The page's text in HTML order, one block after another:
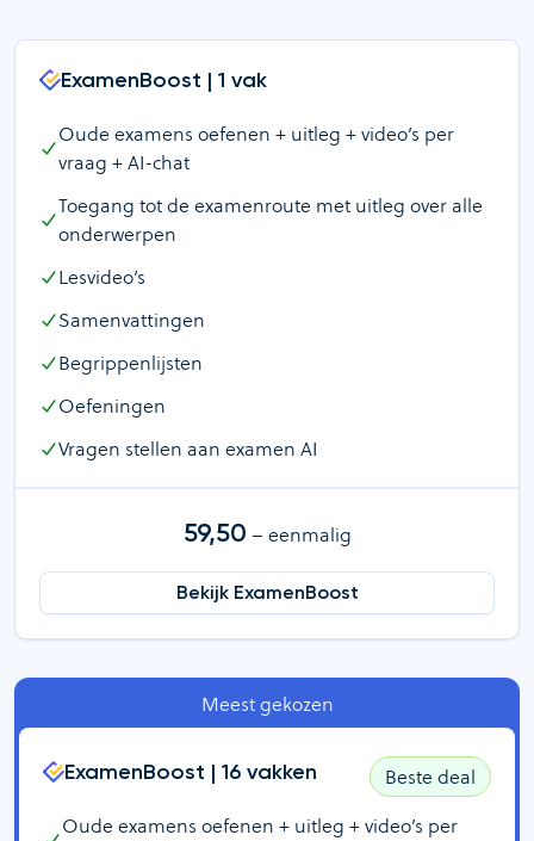
ExamenBoost | 1 vak
Oude examens oefenen + uitleg + video’s per
vraag + AI-chat
Toegang tot de examenroute met uitleg over alle
onderwerpen
Lesvideo’s
Samenvattingen
Begrippenlijsten
Oefeningen
Vragen stellen aan examen AI
59,50 – eenmalig
Bekijk ExamenBoost
Meest gekozen
ExamenBoost | 16 vakken
Beste deal
Oude examens oefenen + uitleg + video’s per